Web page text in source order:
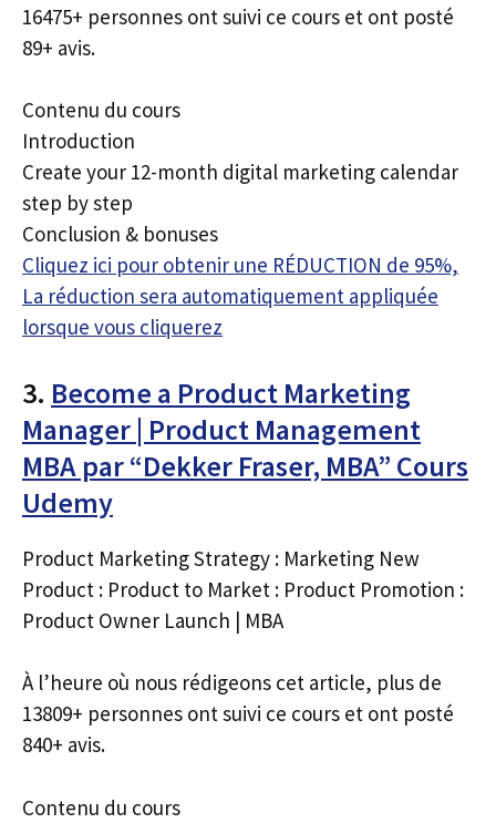
16475+ personnes ont suivi ce cours et ont posté
89+ avis.
Contenu du cours
Introduction
Create your 12-month digital marketing calendar
step by step
Conclusion & bonuses
Cliquez ici pour obtenir une RÉDUCTION de 95%,
La réduction sera automatiquement appliquée
lorsque vous cliquerez
3. Become a Product Marketing
Manager | Product Management
MBA par “Dekker Fraser, MBA” Cours
Udemy
Product Marketing Strategy : Marketing New
Product : Product to Market : Product Promotion :
Product Owner Launch | MBA
À l’heure où nous rédigeons cet article, plus de
13809+ personnes ont suivi ce cours et ont posté
840+ avis.
Contenu du cours